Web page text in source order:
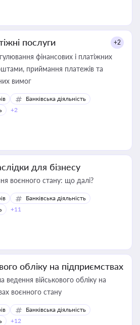
послуги +2
фінансових і платіжних
вимог
Банківська діяльність
+2
для бізнесу
воєнного стану: що далі?
Банківська діяльність
+11
обліку на підприємствах
ведення військового обліку на
воєнного стану
Банківська діяльність
+12